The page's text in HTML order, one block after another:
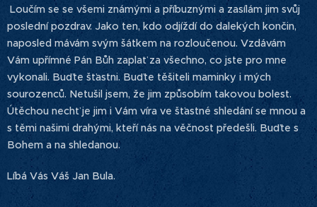
Loučím se se všemi známými a příbuznými a zasílám jim svůj
poslední pozdrav. Jako ten, kdo odjíždí do dalekých končin,
naposled mávám svým šátkem na rozloučenou. Vzdávám
Vám upřímné Pán Bůh zaplať za všechno, co jste pro mne
vykonali. Buďte šťastni. Buďte těšiteli maminky i mých
sourozenců. Netušil jsem, že jim způsobím takovou bolest.
Útěchou nechť je jim i Vám víra ve šťastné shledání se mnou a
s těmi našimi drahými, kteří nás na věčnost předešli. Buďte s
Bohem a na shledanou.
Líbá Vás Váš Jan Bula.